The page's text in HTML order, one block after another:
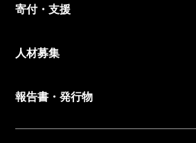
寄付・支援
人材募集
報告書・発行物